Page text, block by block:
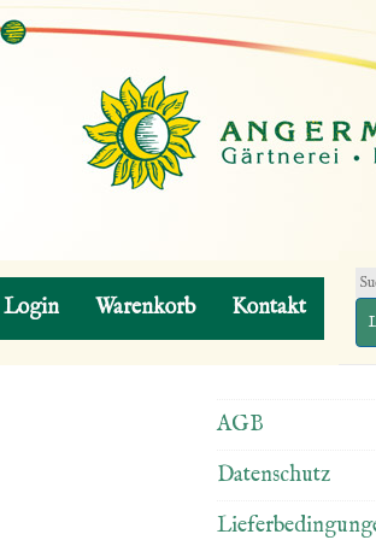
Login Warenkorb Kontakt
AGB
Datenschutz